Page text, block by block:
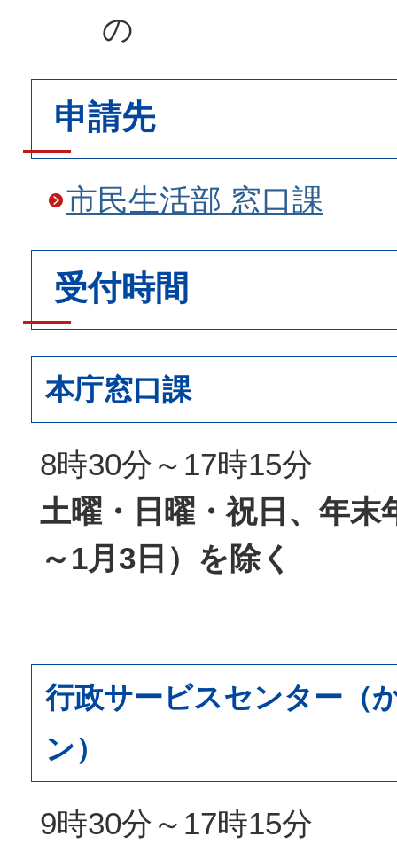
の
申請先
市民生活部 窓口課
受付時間
本庁窓口課
8時30分～17時15分
土曜・日曜・祝日、年末
～1月3日）を除く
行政サービスセンター（
ン）
9時30分～17時15分